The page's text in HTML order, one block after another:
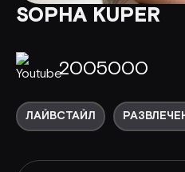
SOPHA KUPER
2005000
ЛАЙВСТАЙЛ